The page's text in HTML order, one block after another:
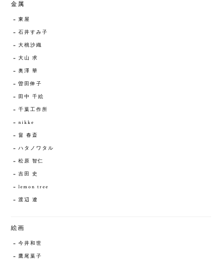
金属
東屋
石井すみ子
大桃沙織
大山 求
奥澤 華
曽田伸子
田中 千絵
千葉工作所
nikke
畠 春斎
ハタノワタル
松原 智仁
吉田 史
lemon tree
渡辺 遼
絵画
今井和世
鷹尾葉子